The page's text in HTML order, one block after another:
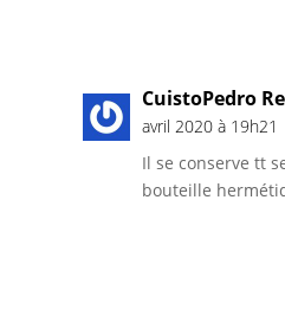
CuistoPedro
avril 2020 à 19h21
Il se conserve tt
bouteille